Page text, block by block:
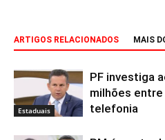
ARTIGOS RELACIONADOS MAIS
Estaduais
PF investiga
milhões
telefonia